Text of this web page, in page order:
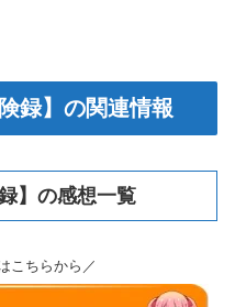
録】の関連情報
】の感想一覧
こちらから／